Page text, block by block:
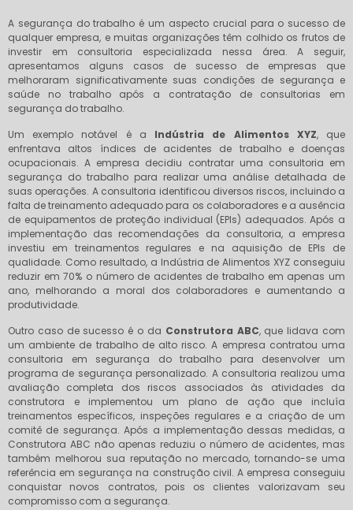
A segurança do trabalho é um aspecto crucial para o sucesso de
qualquer empresa, e muitas organizações têm colhido os frutos de
investir em consultoria especializada nessa área. A seguir,
apresentamos alguns casos de sucesso de empresas que
melhoraram significativamente suas condições de segurança e
saúde no trabalho após a contratação de consultorias em
segurança do trabalho.
Um exemplo notável é a Indústria de Alimentos XYZ, que
enfrentava altos índices de acidentes de trabalho e doenças
ocupacionais. A empresa decidiu contratar uma consultoria em
segurança do trabalho para realizar uma análise detalhada de
suas operações. A consultoria identificou diversos riscos, incluindo a
falta de treinamento adequado para os colaboradores e a ausência
de equipamentos de proteção individual (EPIs) adequados. Após a
implementação das recomendações da consultoria, a empresa
investiu em treinamentos regulares e na aquisição de EPIs de
qualidade. Como resultado, a Indústria de Alimentos XYZ conseguiu
reduzir em 70% o número de acidentes de trabalho em apenas um
ano, melhorando a moral dos colaboradores e aumentando a
produtividade.
Outro caso de sucesso é o da Construtora ABC, que lidava com
um ambiente de trabalho de alto risco. A empresa contratou uma
consultoria em segurança do trabalho para desenvolver um
programa de segurança personalizado. A consultoria realizou uma
avaliação completa dos riscos associados às atividades da
construtora e implementou um plano de ação que incluía
treinamentos específicos, inspeções regulares e a criação de um
comitê de segurança. Após a implementação dessas medidas, a
Construtora ABC não apenas reduziu o número de acidentes, mas
também melhorou sua reputação no mercado, tornando-se uma
referência em segurança na construção civil. A empresa conseguiu
conquistar novos contratos, pois os clientes valorizavam seu
compromisso com a segurança.